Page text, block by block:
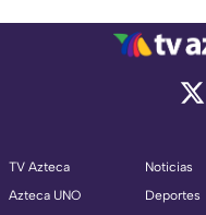
TV Azteca
Azteca UNO
Noticias
Deportes